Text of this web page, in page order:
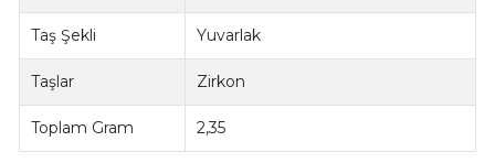
Taş Şekli Yuvarlak
Taşlar Zirkon
Toplam Gram 2,35